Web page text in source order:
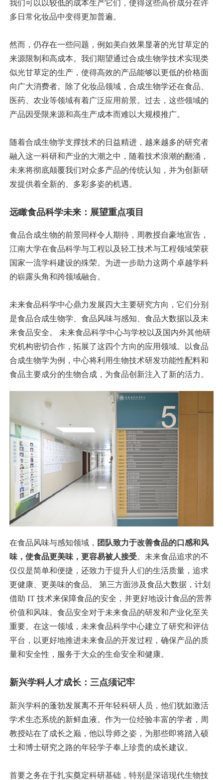
我们可以以较低的成本生产它们，使得这些高价成分在许
多日常化妆品中变得更加普遍。
然而，仍存在一些问题，例如美白效果显著的光甘草定的
来源限制和高成本。我们期望通过合成生物学技术实现类
似光甘草定的生产，使得高效的产品能够以更低的价格面
向广大消费者。除了化妆品领域，合成生物学还在食品、
医药、农业等领域有着广泛应用前景。过去，这些领域的
产品因受限来源和高生产成本而难以大规模推广。
随着合成生物学支撑技术的日益精进，越来越多的研究者
融入这一科研和产业的大潮之中，随着技术浪潮的翻涌，
未来将彻底颠覆我们对众多产品的传统认知，并为创新研
发提供着全新的、多彩多姿的机遇。
远瞰食品科学未来：展望重点项目
食品合成生物的前景同样令人期待，周教授自豪地宣告，
江南大学在食品科学与工程以及轻工技术与工程领域荣获
国家一流学科建设的殊荣。为进一步助力这两个卓越学科
的崭露头角和跨领域融合。
未来食品科学中心鼎力发展四大主要研究方向，它们分别
是食品合成生物学、食品风味与感知、食品大数据以及未
来食品安全。 未来食品科学中心与学校以及国内外其他研
究机构密切合作，拓展了这四个方向的应用领域。以食品
合成生物学为例，中心将利用生物技术研发功能性配料和
食品主要成分的生物合成，为食品创新注入了新的活力。
在食品风味与感知领域， 团队致力于改善食品的口感和风
味，使食品更美味，更容易被人接受。未来食品追求的不
仅仅是简单和便捷，还致力于提升人们的生活质量，追求
更健康、更美味的食品。 第三方面涉及食品大数据，计划
借助 IT 技术来保障食品的安全，并更好地设计食品的营养
价值和风味。食品安全对于未来食品的研发和产业化至关
重要。在这一领域，未来食品科学中心建立了研究和评估
平台，以更好地推进未来食品的开发过程，确保产品的质
量和安全性，服务于大众的生命安全和健康。
新兴学科人才成长：三点须记牢
新兴学科的蓬勃发展离不开年轻科研人员，他们犹如激活
学术生态系统的新鲜血液。作为一位经验丰富的学者，周
教授站在了成长之巅，他以导师之姿，为那些即将踏入硕
士和博士研究之路的年轻学子奉上珍贵的成长建议。
首要之务在于扎实奠定科研基础，特别是深谙现代生物技